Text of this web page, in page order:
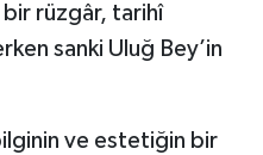
rüzgâr, tarihî
sanki Uluğ Bey’in
ve estetiğin bir